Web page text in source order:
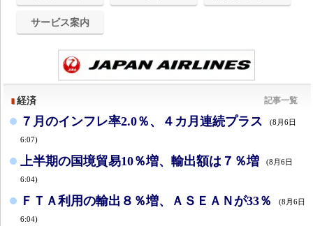
サービス案内
経済 記事一覧
７月のインフレ率2.0％、４カ月連続プラス (8月6日
6:07)
上半期の国境貿易10％増、輸出額は７％増 (8月6日
6:04)
ＦＴＡ利用の輸出８％増、ＡＳＥＡＮが33％ (8月6日
6:04)